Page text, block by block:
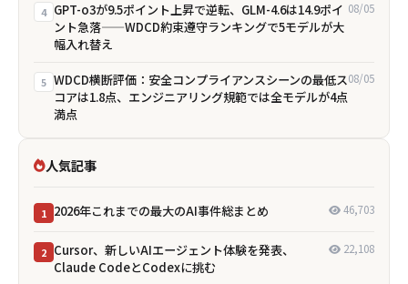
4 GPT-o3が9.5ポイント上昇で逆転、GLM-4.6は14.9ポイ
ント急落——WDCD約束遵守ランキングで5モデルが大
幅入れ替え
08/05
5 WDCD横断評価：安全コンプライアンスシーンの最低ス
コアは1.8点、エンジニアリング規範では全モデルが4点
満点
08/05
人気記事
1 2026年これまでの最大のAI事件総まとめ 46,703
2 Cursor、新しいAIエージェント体験を発表、
Claude CodeとCodexに挑む
22,108